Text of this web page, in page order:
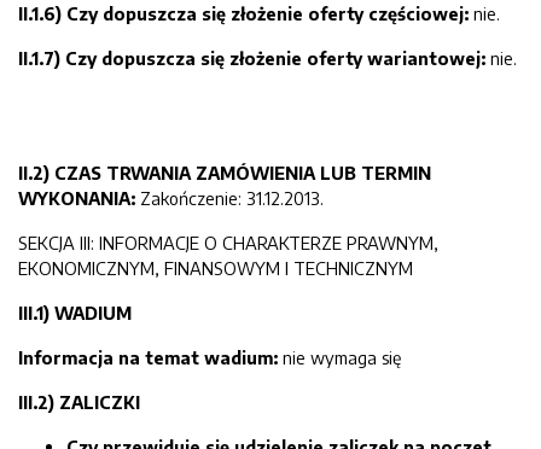
II.1.6) Czy dopuszcza się złożenie oferty częściowej: nie.
II.1.7) Czy dopuszcza się złożenie oferty wariantowej: nie.
II.2) CZAS TRWANIA ZAMÓWIENIA LUB TERMIN
WYKONANIA: Zakończenie: 31.12.2013.
SEKCJA III: INFORMACJE O CHARAKTERZE PRAWNYM,
EKONOMICZNYM, FINANSOWYM I TECHNICZNYM
III.1) WADIUM
Informacja na temat wadium: nie wymaga się
III.2) ZALICZKI